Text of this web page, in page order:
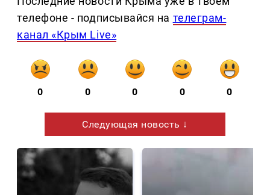
телефоне - подписывайся на телеграм-
канал «Крым Live»
0 0 0 0 0
Следующая новость ↓